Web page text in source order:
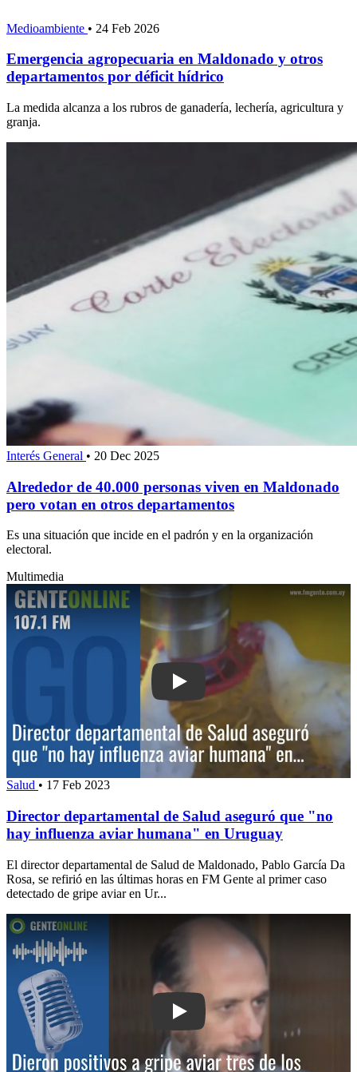
Medioambiente • 24 Feb 2026
Emergencia agropecuaria en Maldonado y otros
departamentos por déficit hídrico
La medida alcanza a los rubros de ganadería, lechería, agricultura y
granja.
Interés General • 20 Dec 2025
Alrededor de 40.000 personas viven en Maldonado
pero votan en otros departamentos
Es una situación que incide en el padrón y en la organización
electoral.
Multimedia
Play: Director departamental de
Salud • 17 Feb 2023
Director departamental de Salud aseguró que "no
hay influenza aviar humana" en Uruguay
El director departamental de Salud de Maldonado, Pablo García Da
Rosa, se refirió en las últimas horas en FM Gente al primer caso
detectado de gripe aviar en Ur...
Play: Dieron positivos a gripe aviar